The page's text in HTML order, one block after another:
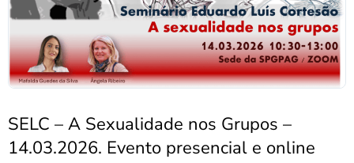
SELC – A Sexualidade nos Grupos –
14.03.2026. Evento presencial e online